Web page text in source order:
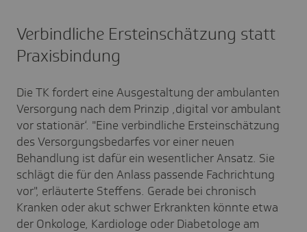
Verbindliche Ersteinschätzung statt
Praxisbindung
Die TK fordert eine Ausgestaltung der ambulanten
Versorgung nach dem Prinzip ‚digital vor ambulant
vor stationär‘. "Eine verbindliche Ersteinschätzung
des Versorgungsbedarfes vor einer neuen
Behandlung ist dafür ein wesentlicher Ansatz. Sie
schlägt die für den Anlass passende Fachrichtung
vor", erläuterte Steffens. Gerade bei chronisch
Kranken oder akut schwer Erkrankten könnte etwa
der Onkologe, Kardiologe oder Diabetologe am